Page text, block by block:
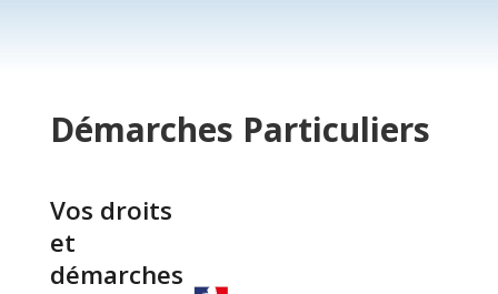
Démarches Particuliers
Vos droits
et
démarches